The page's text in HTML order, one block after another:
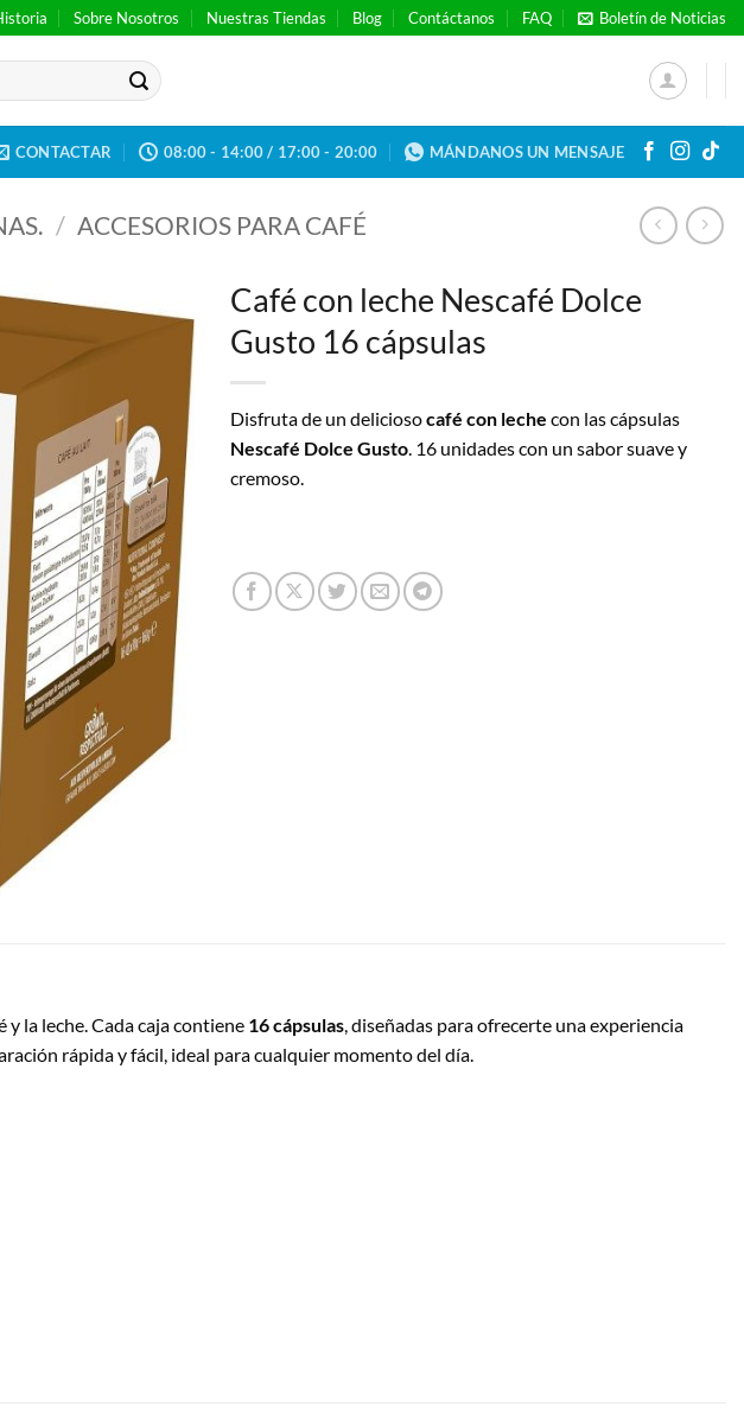
Sobre Nosotros Nuestras Tiendas Blog Contáctanos FAQ Boletín de Noticias
CONTACTAR 08:00 - 14:00 / 17:00 - 20:00 MÁNDANOS UN MENSAJE
/ ACCESORIOS PARA CAFÉ
Café con leche Nescafé Dolce
Gusto 16 cápsulas
Disfruta de un deliciosocafé con leche con las cápsulas
Nescafé Dolce Gusto. 16 unidades con un sabor suave y
cremoso.
la leche. Cada caja contiene 16 cápsulas, diseñadas para ofrecerte una experiencia
rápida y fácil, ideal para cualquier momento del día.